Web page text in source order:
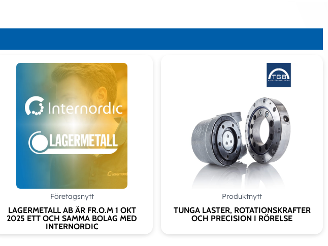
Företagsnytt
LAGERMETALL AB ÄR FR.O.M 1 OKT
2025 ETT OCH SAMMA BOLAG MED
INTERNORDIC
Produktnytt
TUNGA LASTER, ROTATIONSKRAFTER
OCH PRECISION I RÖRELSE